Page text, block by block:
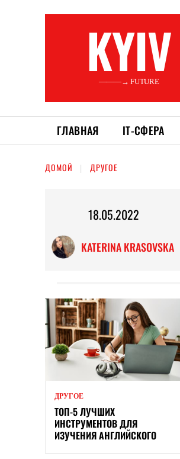
KYIV
———→ FUTURE
ГЛАВНАЯ ІТ-СФЕРА
ДОМОЙ ДРУГОЕ
18.05.2022
KATERINA KRASOVSKA
ДРУГОЕ
ТОП-5 ЛУЧШИХ
ИНСТРУМЕНТОВ ДЛЯ
ИЗУЧЕНИЯ АНГЛИЙСКОГО